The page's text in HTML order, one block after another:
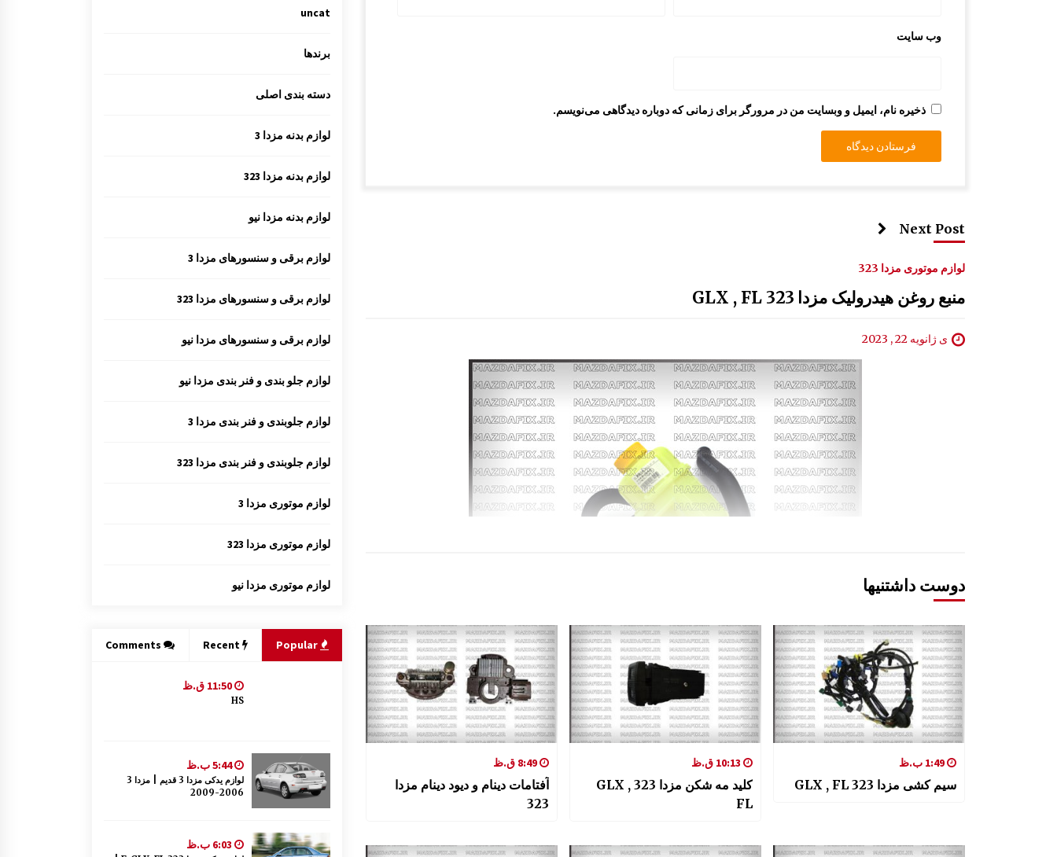
وب‌ سایت
ذخیره نام، ایمیل و وبسایت من در مرورگر برای زمانی که دوباره دیدگاهی می‌نویسم.
Next Post
لوازم موتوری مزدا 323
منبع روغن هیدرولیک مزدا 323 GLX , FL
ی ژانویه 22 , 2023
دوست داشتنیها
سیم کشی مزدا 323 GLX , FL
10:13 ق.ظ
کلید مه شکن مزدا 323 GLX ,
FL
8:49 ق.ظ
آفتامات دینام و دیود دینام مزدا
323
uncat
برندها
دسته بندی اصلی
لوازم بدنه مزدا 3
لوازم بدنه مزدا 323
لوازم بدنه مزدا نیو
لوازم برقی و سنسورهای مزدا 3
لوازم برقی و سنسورهای مزدا 323
لوازم برقی و سنسورهای مزدا نیو
لوازم جلو بندی و فنر بندی مزدا نیو
لوازم جلوبندی و فنر بندی مزدا 3
لوازم جلوبندی و فنر بندی مزدا 323
لوازم موتوری مزدا 3
لوازم موتوری مزدا 323
لوازم موتوری مزدا نیو
Popular
Recent
Comments
HS
5:44 ب.ظ
لوازم یدکی مزدا 3 قدیم | مزدا 3
2006-2009